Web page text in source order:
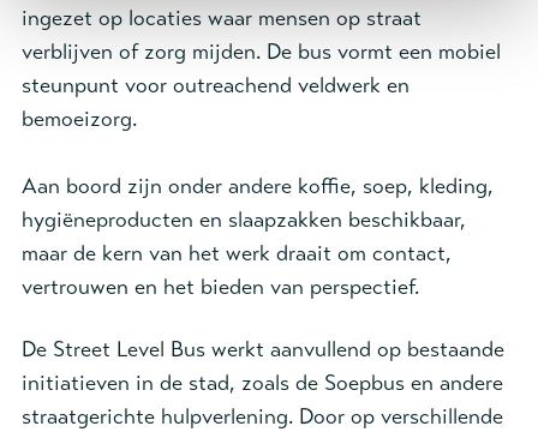
ingezet op locaties waar mensen op straat
verblijven of zorg mijden. De bus vormt een mobiel
steunpunt voor outreachend veldwerk en
bemoeizorg.
Aan boord zijn onder andere koffie, soep, kleding,
hygiëneproducten en slaapzakken beschikbaar,
maar de kern van het werk draait om contact,
vertrouwen en het bieden van perspectief.
De Street Level Bus werkt aanvullend op bestaande
initiatieven in de stad, zoals de Soepbus en andere
straatgerichte hulpverlening. Door op verschillende